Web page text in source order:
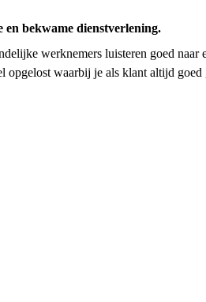
bekwame dienstverlening.
werknemers luisteren goed naar
opgelost waarbij je als klant altijd